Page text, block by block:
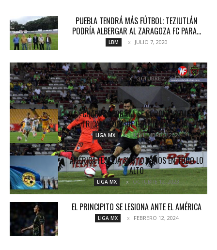
PUEBLA TENDRÁ MÁS FÚTBOL; TEZIUTLÁN
PODRÍA ALBERGAR AL ZARAGOZA FC PARA...
LBM JULIO 7, 2020
GALOPE DE LÍDER
NOTICIAS OCTUBRE 2, 2017
CHARLYN CORRAL SE CORONA COMO
TRICAMPEONA DE GOLEO EN LA LIGA...
LIGA MX NOVIEMBRE 5, 2024
AMÉRICA FESTEJA SUS 107 AÑOS EN TODO LO
ALTO
LIGA MX OCTUBRE 12, 2023
EL PRINCIPITO SE LESIONA ANTE EL AMÉRICA
LIGA MX FEBRERO 12, 2024